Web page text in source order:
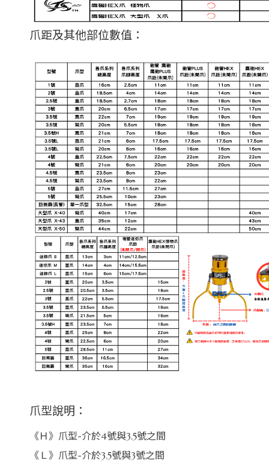
爪距及其他部位數值：
爪型說明：
《Ｈ》爪型-介於4號與3.5號之間
《Ｌ》爪型-介於3.5號與3號之間